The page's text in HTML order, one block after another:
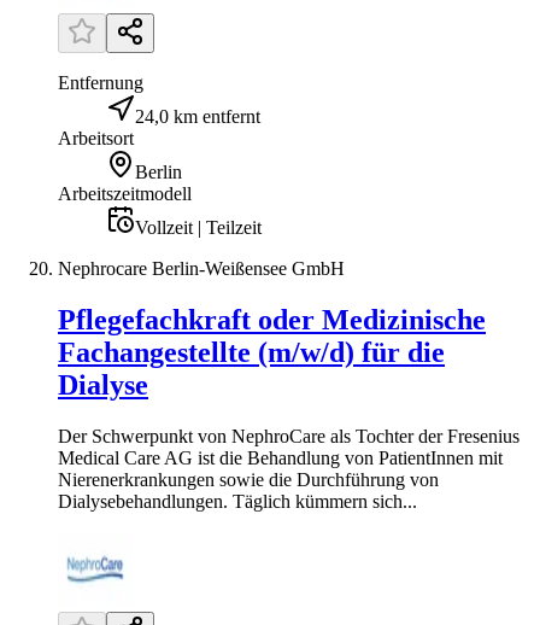
Entfernung
24,0 km entfernt
Arbeitsort
Berlin
Arbeitszeitmodell
Vollzeit | Teilzeit
Nephrocare Berlin-Weißensee GmbH
Pflegefachkraft oder Medizinische
Fachangestellte (m/w/d) für die
Dialyse
Der Schwerpunkt von NephroCare als Tochter der Fresenius
Medical Care AG ist die Behandlung von PatientInnen mit
Nierenerkrankungen sowie die Durchführung von
Dialysebehandlungen. Täglich kümmern sich...